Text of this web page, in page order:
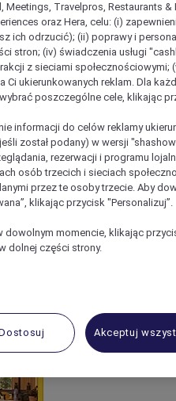
Meetings, Travelpros, Restaurants &
oraz Hera, celu: (i)
ich odrzucić); (ii) poprawy i
stron; (iv) świadczenia usługi
z sieciami społecznościowymi;
Ci ukierunkowanych reklam. Dla
poszczególne cele, klikając
informacji do celów reklamy
został podany) w wersji
rezerwacji i programu
osób trzecich i sieciach
przez te osoby trzecie. Aby
klikając przycisk "Personalizuj”.
momencie, klikając
dolnej części strony.
Akceptuj